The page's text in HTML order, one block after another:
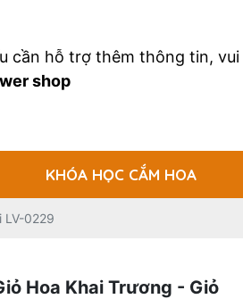
cần hỗ trợ thêm thông tin,
shop
KHÓA HỌC CẮM HOA
LV-0229
Hoa Khai Trương - Giỏ